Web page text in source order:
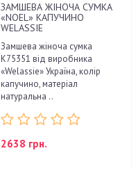
ЗАМШЕВА ЖІНОЧА СУМКА
«NOEL» КАПУЧИНО
WELASSIE
Замшева жіноча сумка
К75351 від виробника
«Welassie» Україна, колір
капучино, матеріал
натуральна ..
2638 грн.